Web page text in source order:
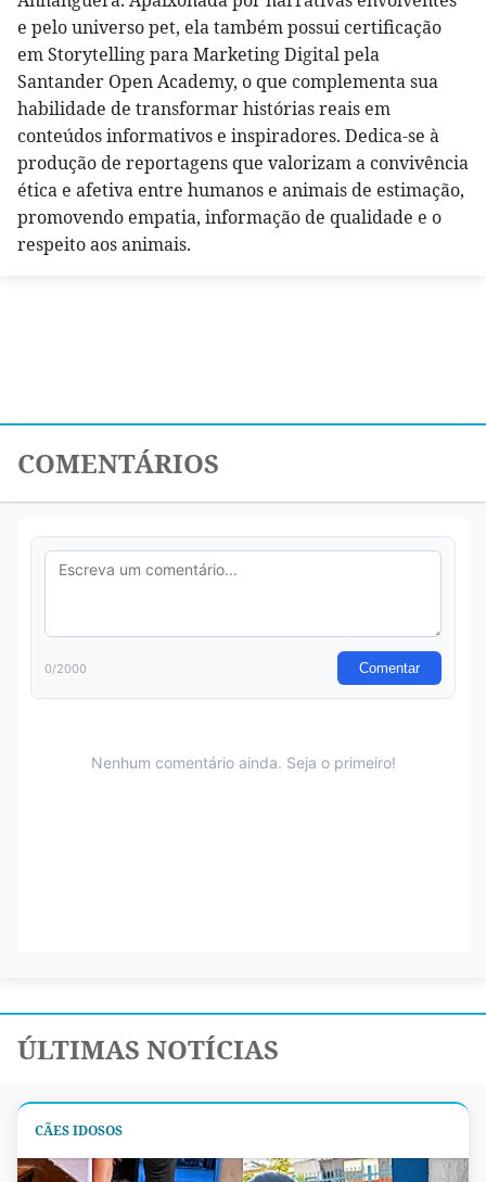
e pelo universo pet, ela também possui certificação
em Storytelling para Marketing Digital pela
Santander Open Academy, o que complementa sua
habilidade de transformar histórias reais em
conteúdos informativos e inspiradores. Dedica-se à
produção de reportagens que valorizam a convivência
ética e afetiva entre humanos e animais de estimação,
promovendo empatia, informação de qualidade e o
respeito aos animais.
COMENTÁRIOS
ÚLTIMAS NOTÍCIAS
CÃES IDOSOS